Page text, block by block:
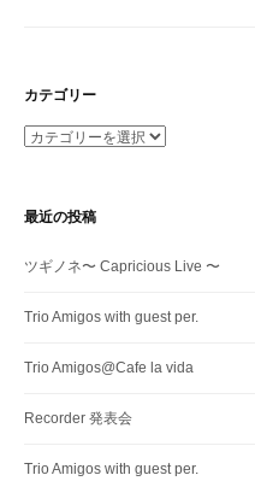
カテゴリー
カ
ー
最近の投稿
ツギノネ〜 Capricious Live 〜
Trio Amigos with guest per.
Trio Amigos@Cafe la vida
Recorder 発表会
Trio Amigos with guest per.